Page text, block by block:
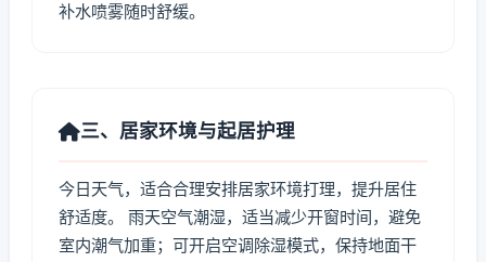
补水喷雾随时舒缓。
三、居家环境与起居护理
今日天气，适合合理安排居家环境打理，提升居住
舒适度。 雨天空气潮湿，适当减少开窗时间，避免
室内潮气加重；可开启空调除湿模式，保持地面干